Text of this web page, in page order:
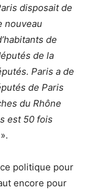
disposait de
nouveau
de
de la
Paris a de
de Paris
du Rhône
est 50 fois
».
politique pour
encore pour